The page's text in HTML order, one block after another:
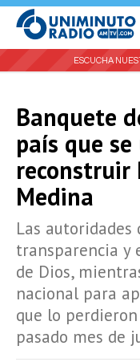
ESCUCHA
Banquete
país que
reconstruir
Medina
Las autoridades
transparencia y
de Dios,
nacional para
que lo
pasado mes de